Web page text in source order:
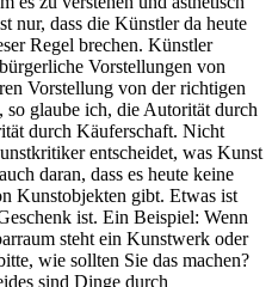
nur, dass die Künstler da heute
Regel brechen. Künstler
Vorstellungen von
Vorstellung von der richtigen
glaube ich, die Autorität durch
durch Käuferschaft. Nicht
entscheidet, was Kunst
daran, dass es heute keine
Kunstobjekten gibt. Etwas ist
ist. Ein Beispiel: Wenn
steht ein Kunstwerk oder
wie sollten Sie das machen?
sind Dinge durch